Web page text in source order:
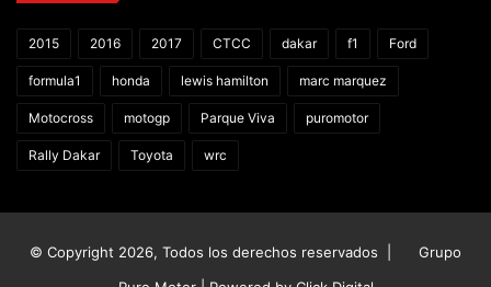
2015 2016 2017 CTCC dakar f1 Ford
formula1 honda lewis hamilton marc marquez
Motocross motogp Parque Viva puromotor
Rally Dakar Toyota wrc
© Copyright 2026, Todos los derechos reservados |
Grupo